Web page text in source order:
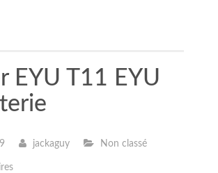
EYU T11 EYU
jackaguy Non classé